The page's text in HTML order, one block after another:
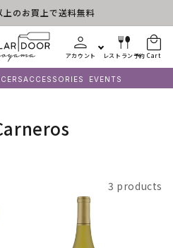
のお買上で送料無料
アカウント レストラン予約 Cart
ACCESSORIES EVENTS
3 products